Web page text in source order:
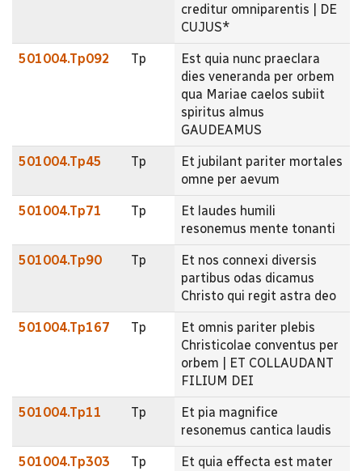
creditur omniparentis | DE
CUJUS*
501004.Tp092 Tp
Est quia nunc praeclara
dies veneranda per orbem
qua Mariae caelos subiit
spiritus almus
GAUDEAMUS
501004.Tp45 Tp
Et jubilant pariter mortales
omne per aevum
501004.Tp71 Tp
Et laudes humili
resonemus mente tonanti
501004.Tp90 Tp
Et nos connexi diversis
partibus odas dicamus
Christo qui regit astra deo
501004.Tp167 Tp
Et omnis pariter plebis
Christicolae conventus per
orbem | ET COLLAUDANT
FILIUM DEI
501004.Tp11 Tp
Et pia magnifice
resonemus cantica laudis
501004.Tp303 Tp
Et quia effecta est mater